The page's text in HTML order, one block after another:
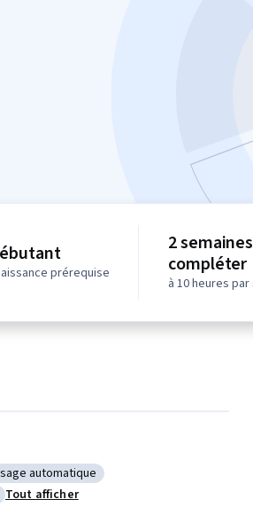
prérequise
2
compléter
à 10 heures
: Apprentissage automatique
automatique
numérique
Tout afficher